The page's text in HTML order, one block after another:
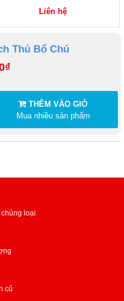
Liên hệ
Thủ Bổ Chú
THÊM VÀO GIỎ
Mua nhiều sản phẩm
loại
cũ